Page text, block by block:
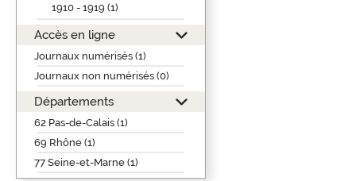
1910 - 1919 (1)
Accès en ligne
Journaux numérisés (1)
Journaux non numérisés (0)
Départements
62 Pas-de-Calais (1)
69 Rhône (1)
77 Seine-et-Marne (1)